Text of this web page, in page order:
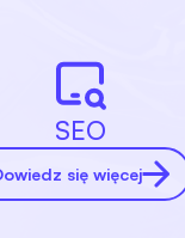
SEO
się więcej